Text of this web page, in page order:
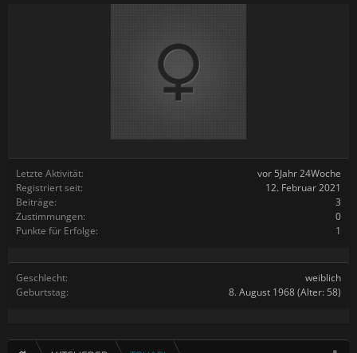
Letzte Aktivität:
vor 5Jahr 24Woche
Registriert seit:
12. Februar 2021
Beiträge:
3
Zustimmungen:
0
Punkte für Erfolge:
1
Geschlecht:
weiblich
Geburtstag:
8. August 1968(Alter: 58)